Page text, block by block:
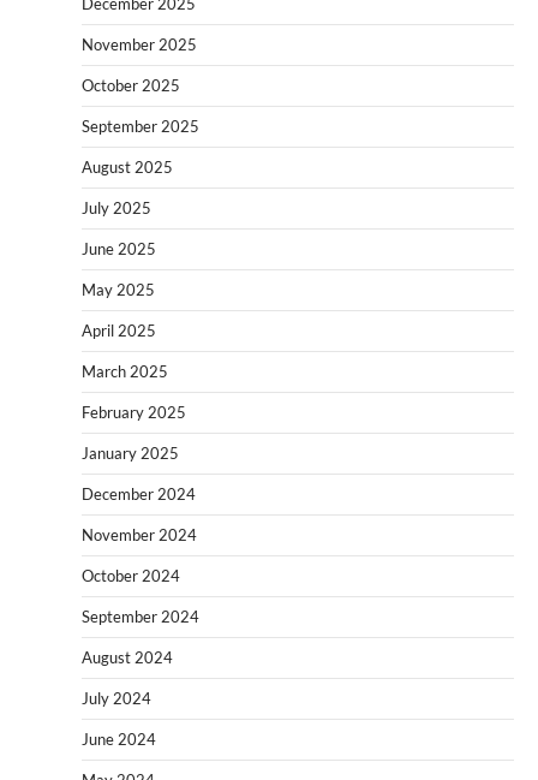
December 2025
November 2025
October 2025
September 2025
August 2025
July 2025
June 2025
May 2025
April 2025
March 2025
February 2025
January 2025
December 2024
November 2024
October 2024
September 2024
August 2024
July 2024
June 2024